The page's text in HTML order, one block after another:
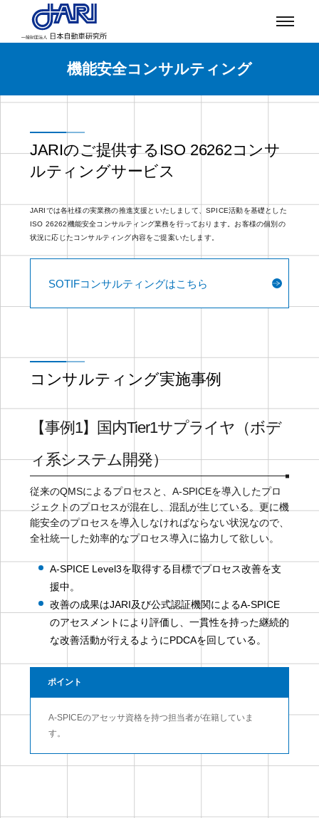
機能安全コンサルティング
JARIのご提供するISO 26262コンサ
ルティングサービス
JARIでは各社様の実業務の推進支援といたしまして、SPICE活動を基礎とした
ISO 26262機能安全コンサルティング業務を行っております。お客様の個別の
状況に応じたコンサルティング内容をご提案いたします。
SOTIFコンサルティングはこちら
コンサルティング実施事例
【事例1】国内Tier1サプライヤ（ボデ
ィ系システム開発）
従来のQMSによるプロセスと、A-SPICEを導入したプロ
ジェクトのプロセスが混在し、混乱が生じている。更に機
能安全のプロセスを導入しなければならない状況なので、
全社統一した効率的なプロセス導入に協力して欲しい。
A-SPICE Level3を取得する目標でプロセス改善を支
援中。
改善の成果はJARI及び公式認証機関によるA-SPICE
のアセスメントにより評価し、一貫性を持った継続的
な改善活動が行えるようにPDCAを回している。
ポイント
A-SPICEのアセッサ資格を持つ担当者が在籍していま
す。